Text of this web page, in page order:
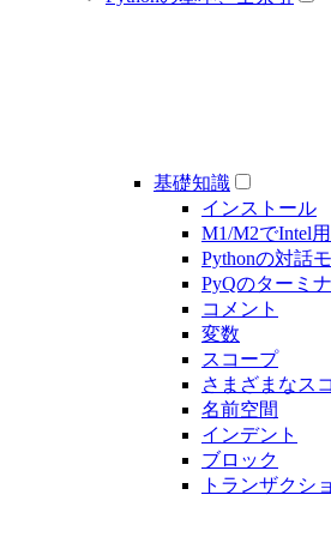
基礎知識
インストール
M1/M2でIntel
Pythonの対話
PyQのターミ
コメント
変数
スコープ
さまざまなス
名前空間
インデント
ブロック
トランザクシ